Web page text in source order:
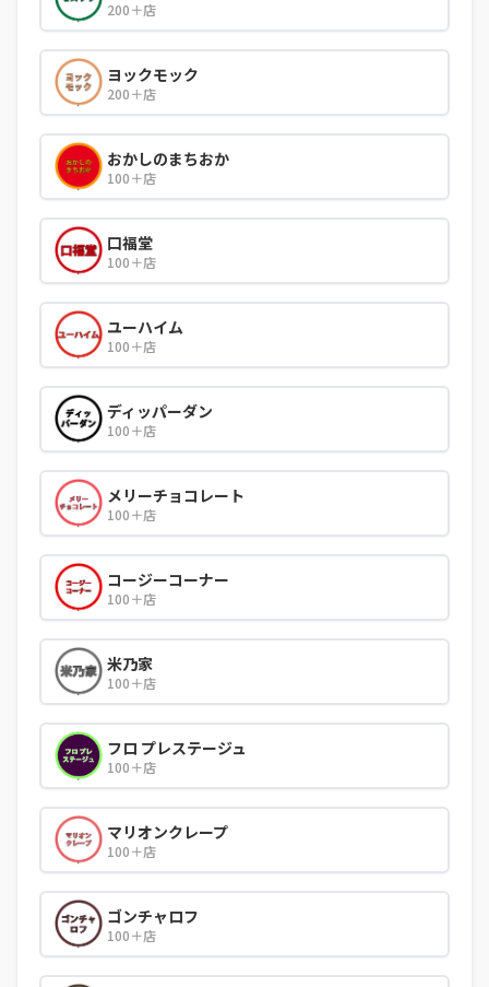
200＋店
ヨックモック
200＋店
おかしのまちおか
100＋店
口福堂
100＋店
ユーハイム
100＋店
ディッパーダン
100＋店
メリーチョコレート
100＋店
コージーコーナー
100＋店
米乃家
100＋店
フロ プレステージュ
100＋店
マリオンクレープ
100＋店
ゴンチャロフ
100＋店